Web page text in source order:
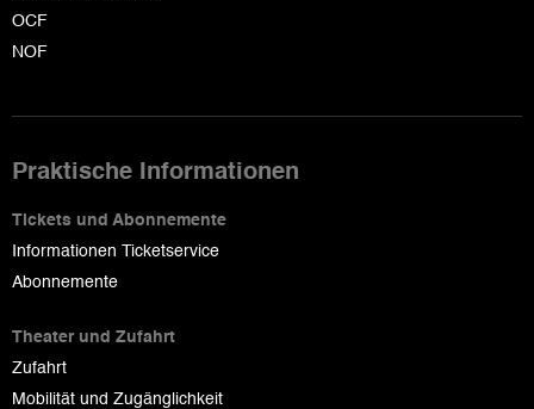
OCF
NOF
Praktische Informationen
Tickets und Abonnemente
Informationen Ticketservice
Abonnemente
Theater und Zufahrt
Zufahrt
Mobilität und Zugänglichkeit